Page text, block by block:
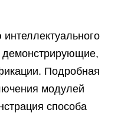
демонстрирующие,
Подробная
модулей
способа